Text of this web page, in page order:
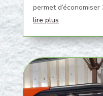
permet d’économiser
lire plus